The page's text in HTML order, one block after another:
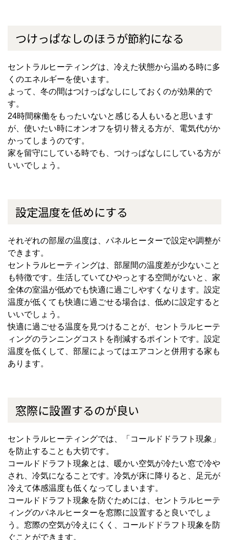
つけっぱなしのほうが節約になる
セントラルヒーティングは、冷えた状態から温める時に多
くのエネルギーを使います。
よって、冬の間はつけっぱなしにしておくのが効果的で
す。
24時間稼働をもったいないと感じる人もいると思います
が、使いたい時にオンオフを切り替える方が、電気代がか
かってしまうのです。
家を留守にしている時でも、つけっぱなしにしている方が
いいでしょう。
設定温度を低めにする
それぞれの部屋の温度は、パネルヒーターで設定や調整が
できます。
セントラルヒーティングは、部屋間の温度差が少ないこと
も特徴です。生活していてひやっとする空間がないと、家
全体の室温が低めでも快適に過ごしやすくなります。設定
温度が低くても快適に過ごせる場合は、低めに設定すると
いいでしょう。
快適に過ごせる温度を見つけることが、セントラルヒーテ
ィングのランニングコストを削減するポイントです。設定
温度を低くして、部屋によってはエアコンと併用する家も
あります。
窓際に設置するのが良い
セントラルヒーティングでは、「コールドドラフト現象」
を防止することも大切です。
コールドドラフト現象とは、暖かい空気が冷たい窓で冷や
され、冷気になることです。冷気が床に降りると、足元が
冷えて体感温度も低くなってしまいます。
コールドドラフト現象を防ぐためには、セントラルヒーテ
ィングのパネルヒーターを窓際に設置すると良いでしょ
う。窓際の空気が冷えにくく、コールドドラフト現象を防
ぐことができます。